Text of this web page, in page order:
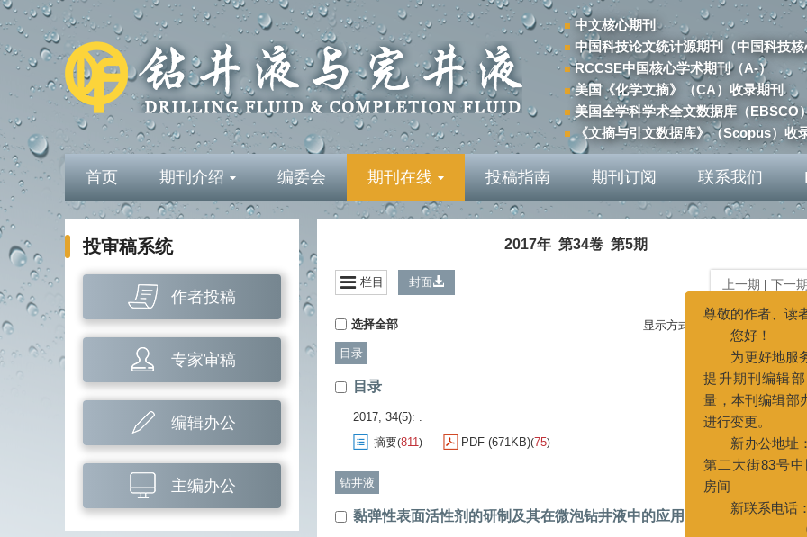
中文核心期刊
中国科技论文统计源期刊（中国科技
RCCSE中国核心学术期刊（A-）
美国《化学文摘》（CA）收录期刊
美国全学科学术全文数据库（EBSCO
《文摘与引文数据库》（Scopus）收
首页 期刊介绍 编委会 期刊在线 投稿指南 期刊订阅 联系我们
投审稿系统
作者投稿
专家审稿
编辑办公
主编办公
2017年 第34卷 第5期
栏目 封面 上一期 | 下一期
选择全部 显示方式:
目录
目录
2017, 34(5): .
摘要(811) PDF (671KB)(75)
钻井液
黏弹性表面活性剂的研制及其在微泡钻井液中的应用
尊敬的作者、读者：
您好！
为更好地服务于广大
提升期刊编辑部的办公效
量，本刊编辑部办公地点
进行变更。
新办公地址：天津经济
第二大街83号中国石油天